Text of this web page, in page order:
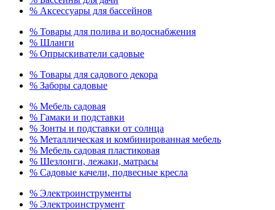
% Аксессуары для бассейнов
% Товары для полива и водоснабжения
% Шланги
% Опрыскиватели садовые
% Товары для садового декора
% Заборы садовые
% Мебель садовая
% Гамаки и подставки
% Зонты и подставки от солнца
% Металлическая и комбинированная мебель
% Мебель садовая пластиковая
% Шезлонги, лежаки, матрасы
% Садовые качели, подвесные кресла
% Электроинструменты
% Электроинструмент